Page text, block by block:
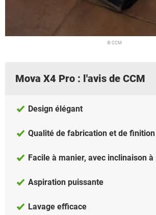
© CCM
Mova X4 Pro : l'avis de CCM
Design élégant
Qualité de fabrication et de finition
Facile à manier, avec inclinaison à
Aspiration puissante
Lavage efficace